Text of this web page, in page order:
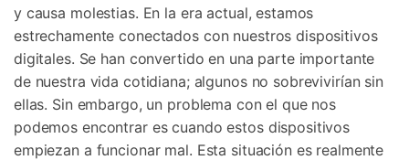
y causa molestias. En la era actual, estamos
estrechamente conectados con nuestros dispositivos
digitales. Se han convertido en una parte importante
de nuestra vida cotidiana; algunos no sobrevivirían sin
ellas. Sin embargo, un problema con el que nos
podemos encontrar es cuando estos dispositivos
empiezan a funcionar mal. Esta situación es realmente